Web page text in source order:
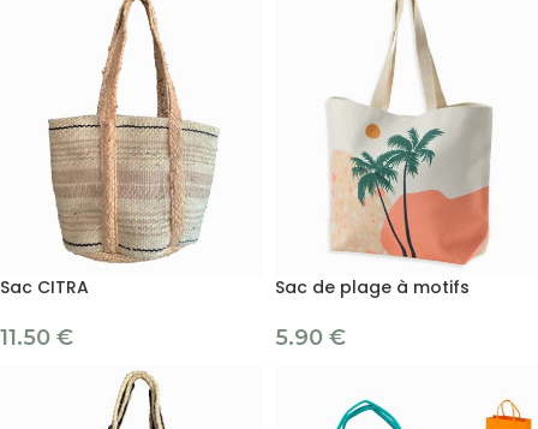
Sac CITRA
11.50 €
Sac de plage à motifs
5.90 €